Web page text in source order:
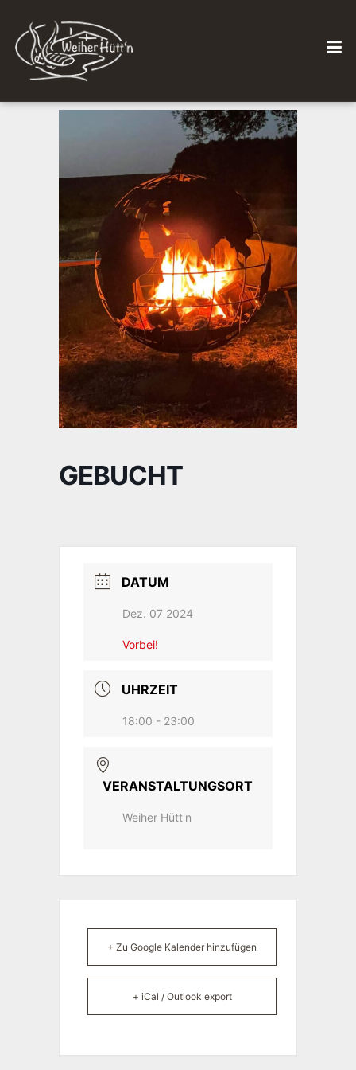
GEBUCHT
DATUM
Dez. 07 2024
Vorbei!
UHRZEIT
18:00 - 23:00
VERANSTALTUNGSORT
Weiher Hütt'n
+ Zu Google Kalender hinzufügen
+ iCal / Outlook export